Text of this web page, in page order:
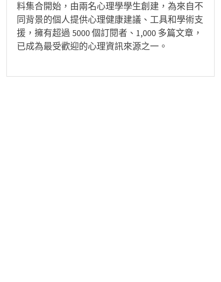
料集合開始，由兩名心理學學生創建，為來自不
同背景的個人提供心理健康建議、工具和學術支
援，擁有超過 5000 個訂閱者、1,000 多篇文章，
已成為最受歡迎的心理資訊來源之一。